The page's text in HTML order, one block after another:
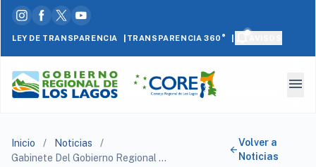
LEY DE TRANSPARENCIA | TRANSPARENCIA 360°
menu
Inicio / Noticias
/
Gabinete Del Gobierno Regional De Los Lagos Sesiona En Terreno Por Primera Vez En Ancud Tras Devastador Incendio
arrow_back
Volver a
Noticias